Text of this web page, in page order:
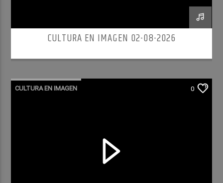
CULTURA EN IMAGEN 02-08-2026
CULTURA EN IMAGEN 0